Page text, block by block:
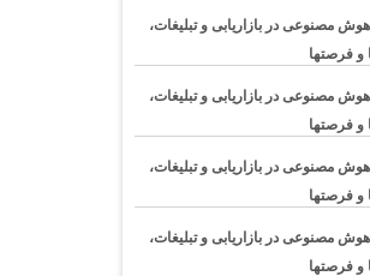
هوش مصنوعی در بازاریابی و تبلیغات،
و فرصتها
هوش مصنوعی در بازاریابی و تبلیغات،
و فرصتها
هوش مصنوعی در بازاریابی و تبلیغات،
و فرصتها
هوش مصنوعی در بازاریابی و تبلیغات،
و فرصتها